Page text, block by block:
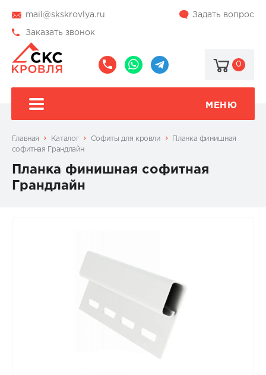
mail@skskrovlya.ru Задать вопрос
Заказать звонок
0
МЕНЮ
Главная Каталог Софиты для кровли
Планка финишная
софитная Грандлайн
Планка финишная софитная
Грандлайн